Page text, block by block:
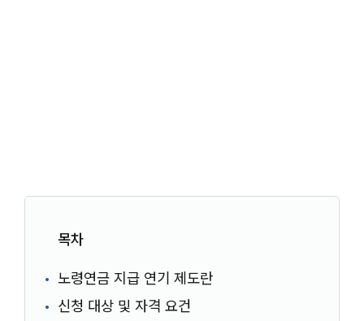
목차
노령연금 지급 연기 제도란
신청 대상 및 자격 요건